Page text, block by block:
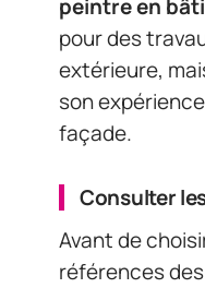
peintre en
pour des
extérieure,
son
façade.
Consulter
Avant de
références